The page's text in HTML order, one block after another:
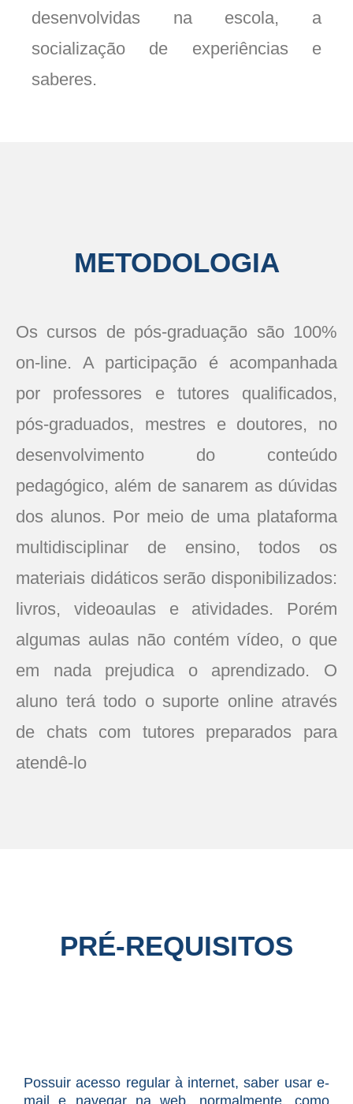
desenvolvidas na escola, a
socialização de experiências e
saberes.
METODOLOGIA
Os cursos de pós-graduação são 100%
on-line. A participação é acompanhada
por professores e tutores qualificados,
pós-graduados, mestres e doutores, no
desenvolvimento do conteúdo
pedagógico, além de sanarem as dúvidas
dos alunos. Por meio de uma plataforma
multidisciplinar de ensino, todos os
materiais didáticos serão disponibilizados:
livros, videoaulas e atividades. Porém
algumas aulas não contém vídeo, o que
em nada prejudica o aprendizado. O
aluno terá todo o suporte online através
de chats com tutores preparados para
atendê-lo
PRÉ-REQUISITOS
Possuir acesso regular à internet, saber usar e-
mail e navegar na web, normalmente, como